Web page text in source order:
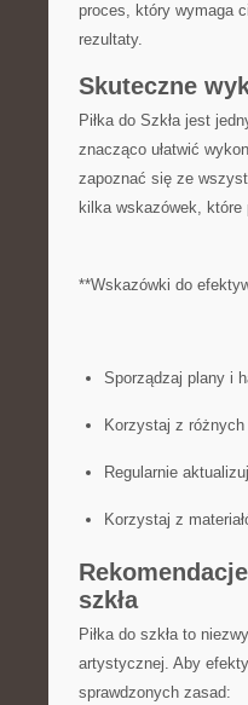
proces, który wymaga
rezultaty.
Skuteczne
Piłka do Szkła jest
znacząco⁢ ułatwić
zapoznać się ze
kilka wskazówek, które
**Wskazówki do
Sporządzaj plany i
Korzystaj z⁤
Regularnie
Korzystaj z
szkła
Piłka do szkła to
artystycznej. Aby
sprawdzonych zasad: